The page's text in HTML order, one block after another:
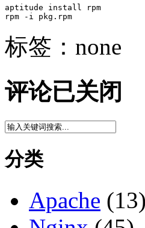
aptitude install rpm
rpm -i pkg.rpm
标签：none
评论已关闭
分类
Apache (13)